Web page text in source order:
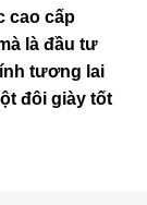
cao cấp
là đầu tư
tương lai
đôi giày tốt
học là "người
trình sự